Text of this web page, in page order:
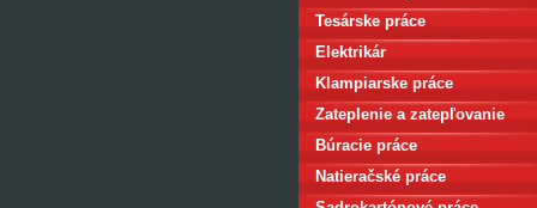
Tesárske práce
Elektrikár
Klampiarske práce
Zateplenie a zatepľovanie
Búracie práce
Natieračské práce